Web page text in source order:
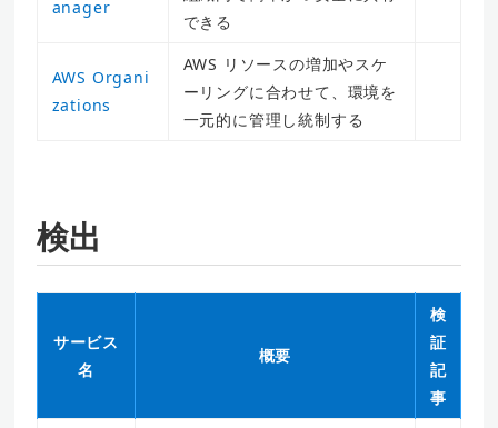
anager
できる
AWS Organi
zations
AWS リソースの増加やスケ
ーリングに合わせて、環境を
一元的に管理し統制する
検出
サービス
名
概要
検
証
記
事